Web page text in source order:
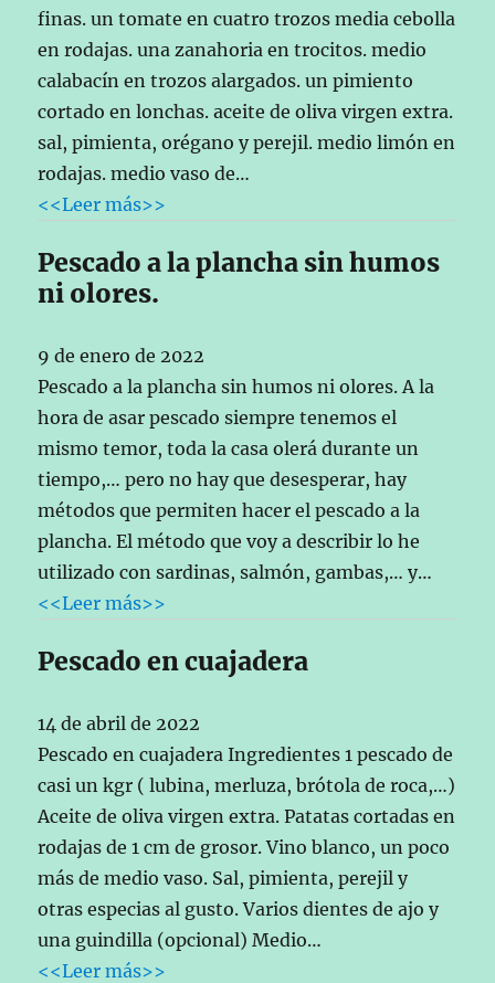
finas. un tomate en cuatro trozos media cebolla
en rodajas. una zanahoria en trocitos. medio
calabacín en trozos alargados. un pimiento
cortado en lonchas. aceite de oliva virgen extra.
sal, pimienta, orégano y perejil. medio limón en
rodajas. medio vaso de…
<<Leer más>>
Pescado a la plancha sin humos
ni olores.
9 de enero de 2022
Pescado a la plancha sin humos ni olores. A la
hora de asar pescado siempre tenemos el
mismo temor, toda la casa olerá durante un
tiempo,… pero no hay que desesperar, hay
métodos que permiten hacer el pescado a la
plancha. El método que voy a describir lo he
utilizado con sardinas, salmón, gambas,… y…
<<Leer más>>
Pescado en cuajadera
14 de abril de 2022
Pescado en cuajadera Ingredientes 1 pescado de
casi un kgr ( lubina, merluza, brótola de roca,…)
Aceite de oliva virgen extra. Patatas cortadas en
rodajas de 1 cm de grosor. Vino blanco, un poco
más de medio vaso. Sal, pimienta, perejil y
otras especias al gusto. Varios dientes de ajo y
una guindilla (opcional) Medio…
<<Leer más>>